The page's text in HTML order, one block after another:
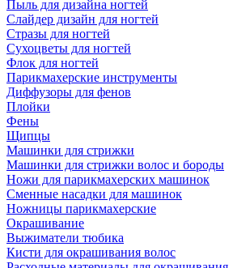
Пыль для дизайна ногтей
Слайдер дизайн для ногтей
Стразы для ногтей
Сухоцветы для ногтей
Флок для ногтей
Парикмахерские инструменты
Диффузоры для фенов
Плойки
Фены
Щипцы
Машинки для стрижки
Машинки для стрижки волос и бороды
Ножи для парикмахерских машинок
Сменные насадки для машинок
Ножницы парикмахерские
Окрашивание
Выжиматели тюбика
Кисти для окрашивания волос